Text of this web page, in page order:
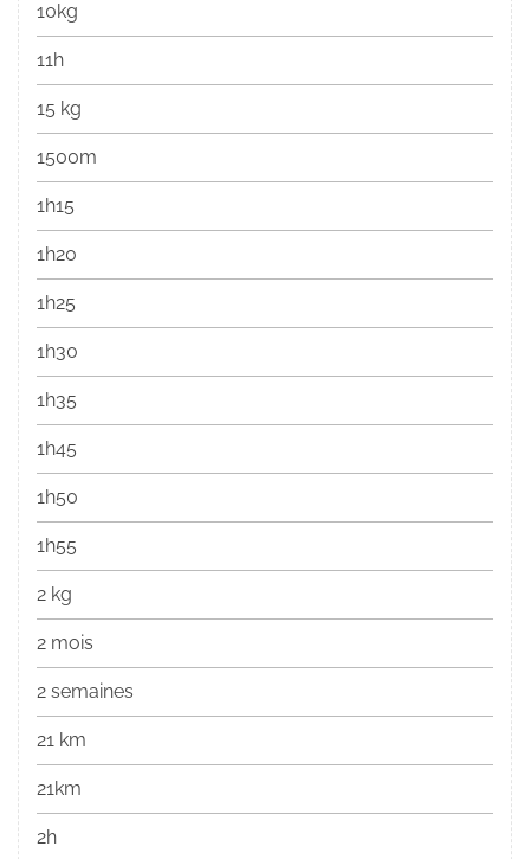
10kg
11h
15 kg
1500m
1h15
1h20
1h25
1h30
1h35
1h45
1h50
1h55
2 kg
2 mois
2 semaines
21 km
21km
2h